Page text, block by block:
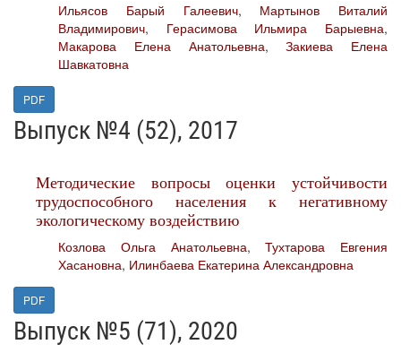
Ильясов Барый Галеевич, Мартынов Виталий
Владимирович, Герасимова Ильмира Барыевна,
Макарова Елена Анатольевна,Закиева Елена
Шавкатовна
PDF
Выпуск №4 (52), 2017
Методические вопросы оценки устойчивости
трудоспособного населения к негативному
экологическому воздействию
Козлова Ольга Анатольевна,Тухтарова Евгения
Хасановна, Илинбаева Екатерина Александровна
PDF
Выпуск №5 (71), 2020